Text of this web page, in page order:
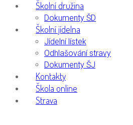
Školní družina
Dokumenty ŠD
Školní jídelna
Jídelní lístek
Odhlašování stravy
Dokumenty ŠJ
Kontakty
Škola online
Strava